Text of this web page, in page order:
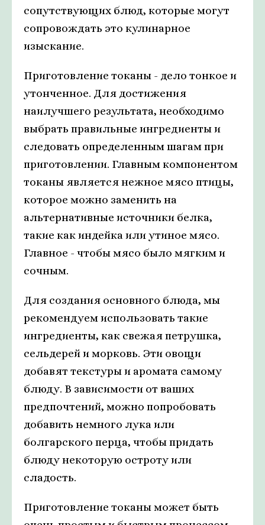
сопутствующих блюд, которые могут
сопровождать это кулинарное
изыскание.
Приготовление токаны - дело тонкое и
утонченное. Для достижения
наилучшего результата, необходимо
выбрать правильные ингредиенты и
следовать определенным шагам при
приготовлении. Главным компонентом
токаны является нежное мясо птицы,
которое можно заменить на
альтернативные источники белка,
такие как индейка или утиное мясо.
Главное - чтобы мясо было мягким и
сочным.
Для создания основного блюда, мы
рекомендуем использовать такие
ингредиенты, как свежая петрушка,
сельдерей и морковь. Эти овощи
добавят текстуры и аромата самому
блюду. В зависимости от ваших
предпочтений, можно попробовать
добавить немного лука или
болгарского перца, чтобы придать
блюду некоторую остроту или
сладость.
Приготовление токаны может быть